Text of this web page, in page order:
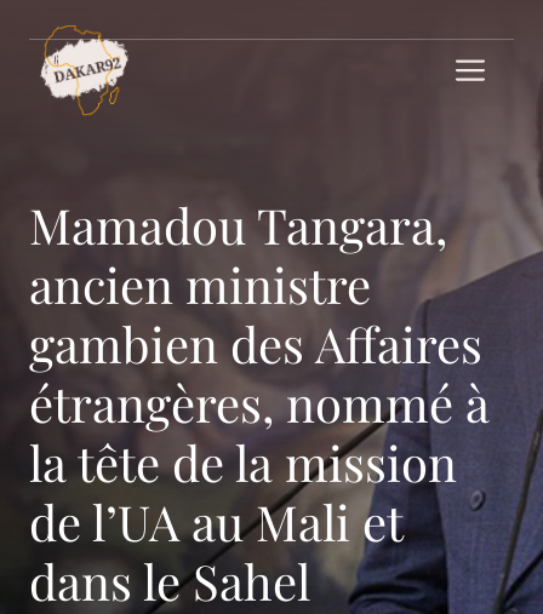
contenu
Mamadou Tangara,
ancien ministre
gambien des Affaires
étrangères, nommé à
la tête de la mission
de l’UA au Mali et
dans le Sahel